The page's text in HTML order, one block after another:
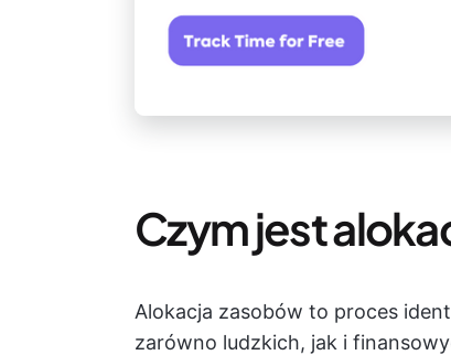
Czym jest
Alokacja zasobów to proces
zarówno ludzkich, jak i